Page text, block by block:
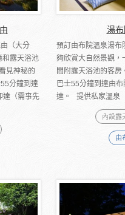
（大分
露天浴池
見神秘的
分鐘到達
達（需事先
湯
預訂由布院溫泉湯
夠欣賞大自然景觀，
間附露天浴池的客
巴士55分鐘到達由
達。 提供私家溫泉
內設露
由